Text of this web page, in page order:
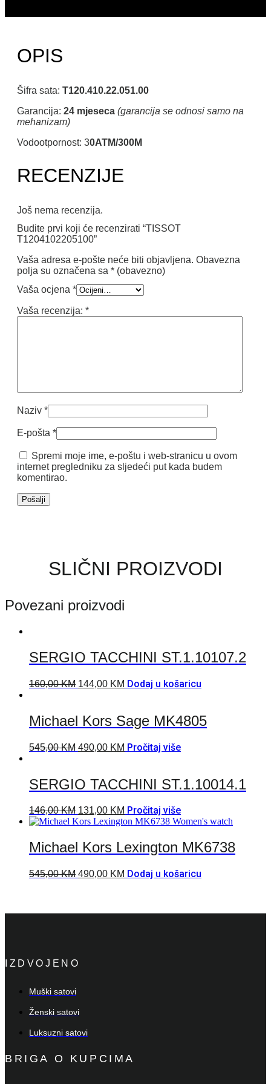
OPIS
Šifra sata: T120.410.22.051.00
Garancija: 24 mjeseca (garancija se odnosi samo na
mehanizam)
Vodootpornost: 30ATM/300M
RECENZIJE
Još nema recenzija.
Budite prvi koji će recenzirati “TISSOT
T1204102205100”
Vaša adresa e-pošte neće biti objavljena. Obavezna
polja su označena sa * (obavezno)
Vaša ocjena *
Vaša recenzija: *
Naziv *
E-pošta *
Spremi moje ime, e-poštu i web-stranicu u ovom
internet pregledniku za sljedeći put kada budem
komentirao.
SLIČNI PROIZVODI
Povezani proizvodi
SERGIO TACCHINI ST.1.10107.2
160,00KM 144,00 KM Dodaj u košaricu
Michael Kors Sage MK4805
545,00KM 490,00 KM Pročitaj više
SERGIO TACCHINI ST.1.10014.1
146,00KM 131,00 KM Pročitaj više
Michael Kors Lexington MK6738
545,00KM 490,00 KM Dodaj u košaricu
IZDVOJENO
Muški satovi
Ženski satovi
Luksuzni satovi
BRIGA O KUPCIMA